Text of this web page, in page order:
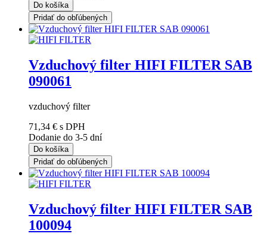
Do košíka
Pridať do obľúbených
Vzduchový filter HIFI FILTER SAB
090061
vzduchový filter
71,34 € s DPH
Dodanie do 3-5 dní
Do košíka
Pridať do obľúbených
Vzduchový filter HIFI FILTER SAB
100094